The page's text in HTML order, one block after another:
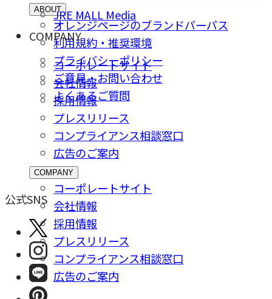
JRE MALL Media
ABOUT
オレンジページのブランドパーパス
利用規約・推奨環境
プライバシーポリシー
ご意⾒・お問い合わせ
よくあるご質問
COMPANY
コーポレートサイト
会社情報
採⽤情報
プレスリリース
コンプライアンス相談窓⼝
広告のご案内
COMPANY
コーポレートサイト
会社情報
採⽤情報
プレスリリース
コンプライアンス相談窓⼝
広告のご案内
公式SNS